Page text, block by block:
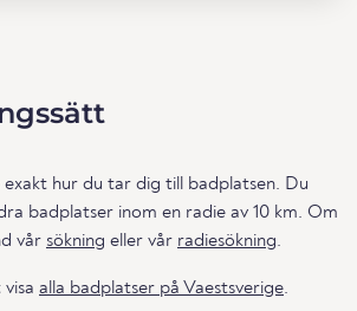
exakt hur du tar dig till badplatsen. Du
badplatser inom en radie av 10 km. Om
vår sökning eller vår radiesökning.
alla badplatser på Vaestsverige.